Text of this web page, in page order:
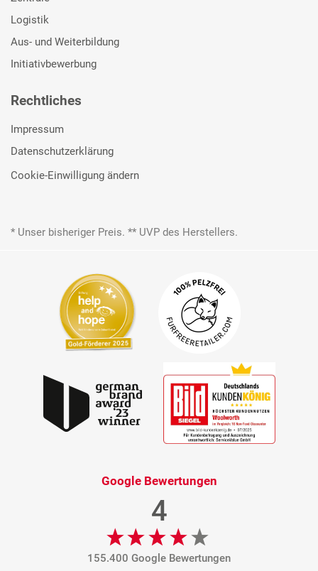
Logistik
Aus- und Weiterbildung
Initiativbewerbung
Rechtliches
Impressum
Datenschutzerklärung
Cookie-Einwilligung ändern
* Unser bisheriger Preis. ** UVP des Herstellers.
Google Bewertungen
4
155.400 Google Bewertungen